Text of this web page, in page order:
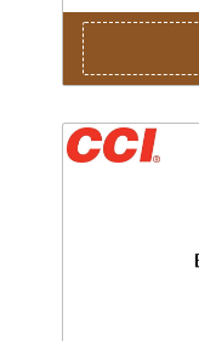
Empfindlichkeit